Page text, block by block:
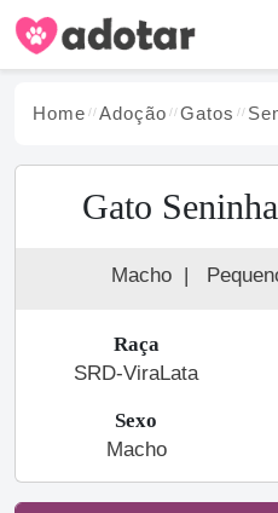
Home Adoção Gatos
Gato
Macho |
Raça
SRD-ViraLata
Sexo
Macho